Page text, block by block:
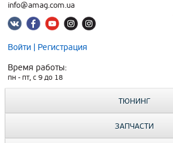
info@amag.com.ua
Войти | Регистрация
Время работы:
пн - пт, c 9 до 18
ТЮНИНГ
ЗАПЧАСТИ